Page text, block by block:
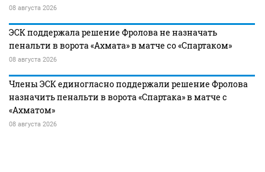
08 августа 2026
ЭСК поддержала решение Фролова не назначать
пенальти в ворота «Ахмата» в матче со «Спартаком»
08 августа 2026
Члены ЭСК единогласно поддержали решение Фролова
назначить пенальти в ворота «Спартака» в матче с
«Ахматом»
08 августа 2026